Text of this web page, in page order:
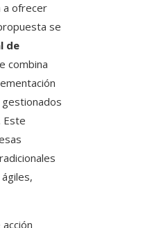
a ofrecer
se
de
combina
Este